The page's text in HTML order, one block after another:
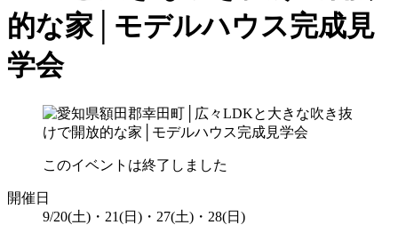
的な家│モデルハウス完成見
学会
このイベントは終了しました
開催日
9/20(土)・21(日)・27(土)・28(日)